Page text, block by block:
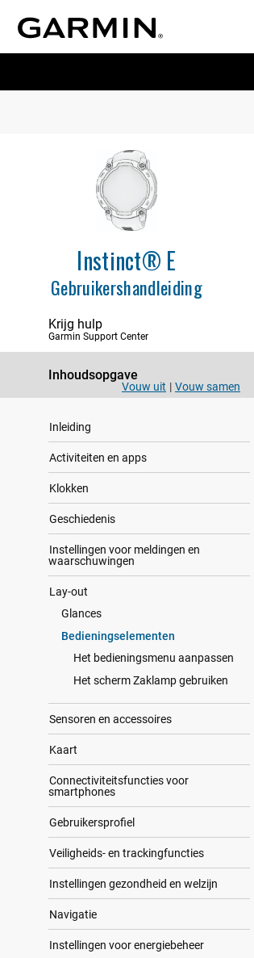
Instinct® E
Gebruikershandleiding
Krijg hulp
Garmin Support Center
Inhoudsopgave
Vouw uit | Vouw samen
Inleiding
Activiteiten en apps
Klokken
Geschiedenis
Instellingen voor meldingen en
waarschuwingen
Lay-out
Glances
Bedieningselementen
Het bedieningsmenu aanpassen
Het scherm Zaklamp gebruiken
Sensoren en accessoires
Kaart
Connectiviteitsfuncties voor
smartphones
Gebrui​kers​profiel
Veiligheids- en trackingfuncties
Instellingen gezondheid en welzijn
Navigatie
Instellingen voor energiebeheer